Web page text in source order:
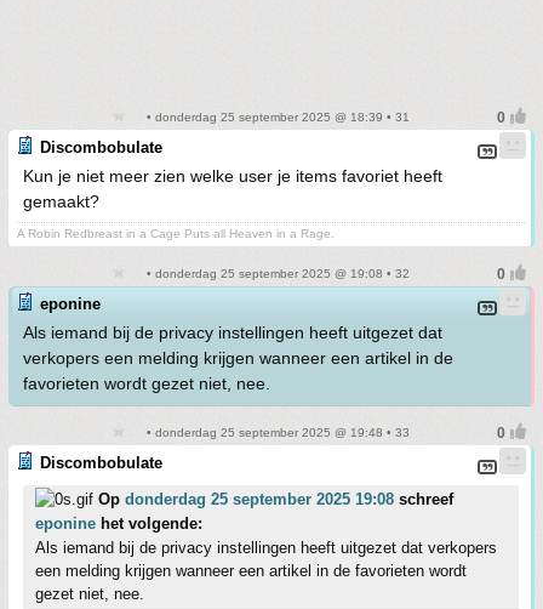
• donderdag 25 september 2025 @ 18:39 • 31
Discombobulate
Kun je niet meer zien welke user je items favoriet heeft
gemaakt?
A Robin Redbreast in a Cage Puts all Heaven in a Rage.
• donderdag 25 september 2025 @ 19:08 • 32
eponine
Als iemand bij de privacy instellingen heeft uitgezet dat
verkopers een melding krijgen wanneer een artikel in de
favorieten wordt gezet niet, nee.
• donderdag 25 september 2025 @ 19:48 • 33
Discombobulate
Op donderdag 25 september 2025 19:08 schreef
eponine het volgende:
Als iemand bij de privacy instellingen heeft uitgezet dat verkopers
een melding krijgen wanneer een artikel in de favorieten wordt
gezet niet, nee.